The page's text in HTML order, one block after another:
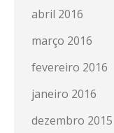
abril 2016
março 2016
fevereiro 2016
janeiro 2016
dezembro 2015